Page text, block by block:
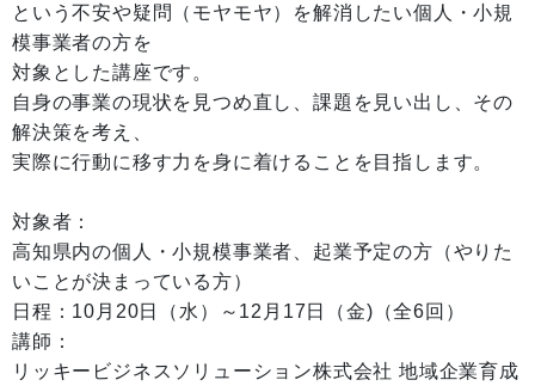
という不安や疑問（モヤモヤ）を解消したい個人・小規
模事業者の方を
対象とした講座です。
自身の事業の現状を見つめ直し、課題を見い出し、その
解決策を考え、
実際に行動に移す力を身に着けることを目指します。
対象者：
高知県内の個人・小規模事業者、起業予定の方（やりた
いことが決まっている方）
日程：10月20日（水）～12月17日（金)（全6回）
講師：
リッキービジネスソリューション株式会社 地域企業育成